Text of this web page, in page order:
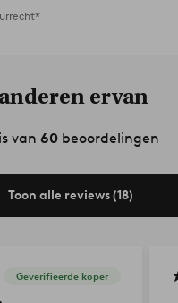
ervan
van 60 beoordelingen
Toon alle reviews (18)
Geverifieerde koper